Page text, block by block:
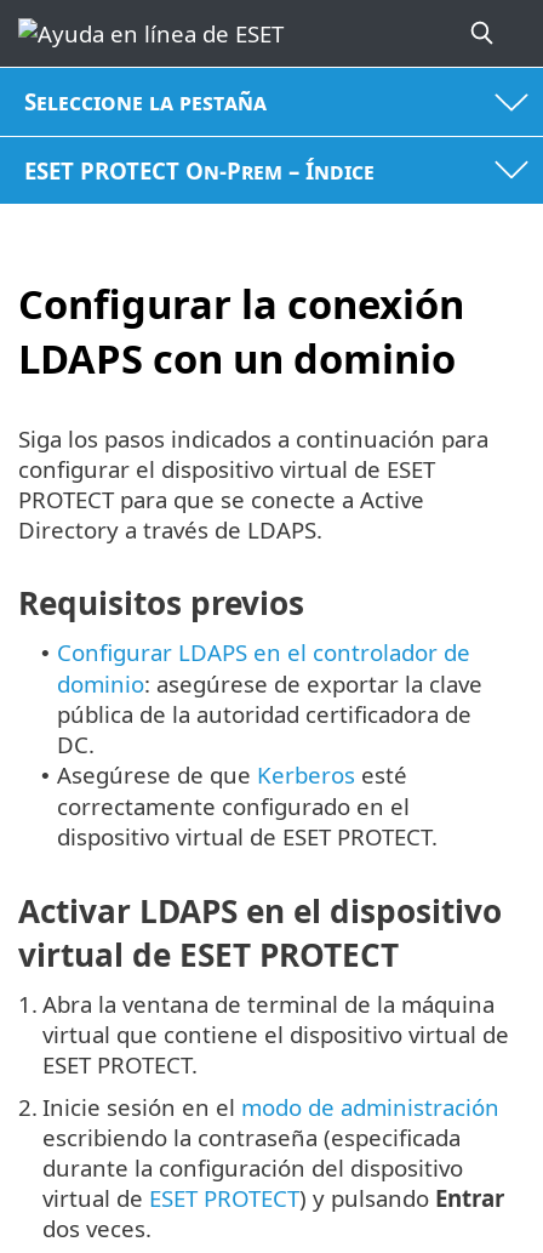
Seleccione la pestaña
ESET PROTECT On-Prem – Índice
Configurar la conexión
LDAPS con un dominio
Siga los pasos indicados a continuación para
configurar el dispositivo virtual de ESET
PROTECT para que se conecte a Active
Directory a través de LDAPS.
Requisitos previos
• Configurar LDAPS en el controlador de
dominio: asegúrese de exportar la clave
pública de la autoridad certificadora de
DC.
• Asegúrese de que Kerberos esté
correctamente configurado en el
dispositivo virtual de ESET PROTECT.
Activar LDAPS en el dispositivo
virtual de ESET PROTECT
1. Abra la ventana de terminal de la máquina
virtual que contiene el dispositivo virtual de
ESET PROTECT.
2. Inicie sesión en el modo de administración
escribiendo la contraseña (especificada
durante la configuración del dispositivo
virtual de ESET PROTECT) y pulsando Entrar
dos veces.